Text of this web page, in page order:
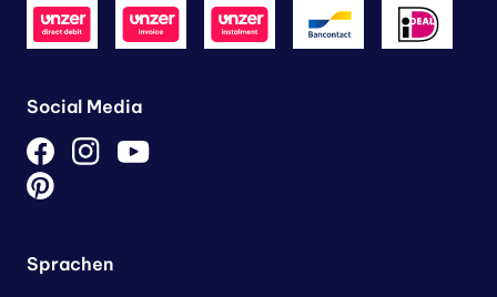
Social Media
Sprachen